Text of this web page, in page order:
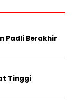
Padli Berakhir
Tinggi